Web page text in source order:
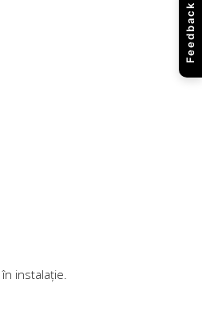
instalație.
Feedback